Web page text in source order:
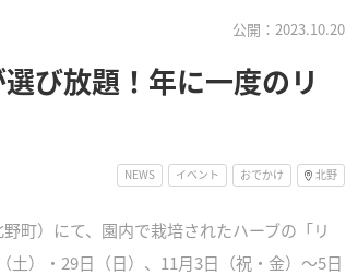
公開：2023.10.20
び放題！年に一度のリ
NEWS イベント おでかけ 北野
町）にて、園内で栽培されたハーブの「リ
土）・29日（日）、11月3日（祝・金）～5日